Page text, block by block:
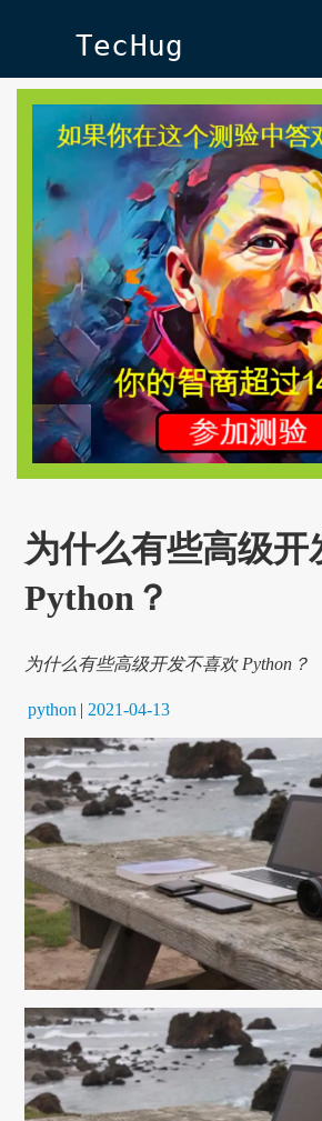
TecHug
为什么有些高级开
Python？
为什么有些高级开发不喜欢 Python？
python | 2021-04-13